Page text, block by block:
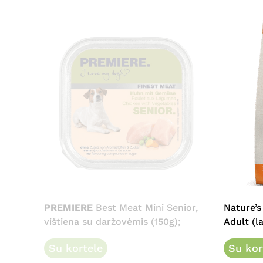
PREMIERE Best Meat Mini Senior,
vištiena su daržovėmis (150g);
Su kortele
product
options
Adult
Su